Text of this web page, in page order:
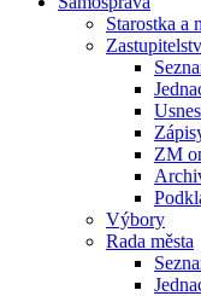
Starostka a
ZM
Výbory
Rada města